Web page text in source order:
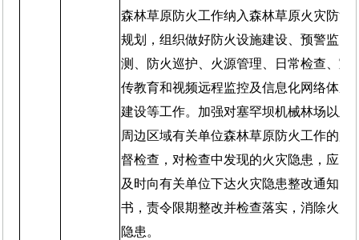
森林草原防火工作纳入森林草原火灾防治
规划，组织做好防火设施建设、预警监
测、防火巡护、火源管理、日常检查、宣
传教育和视频远程监控及信息化网络体系
建设等工作。加强对塞罕坝机械林场以及
周边区域有关单位森林草原防火工作的监
督检查，对检查中发现的火灾隐患，应当
及时向有关单位下达火灾隐患整改通知
书，责令限期整改并检查落实，消除火灾
隐患。